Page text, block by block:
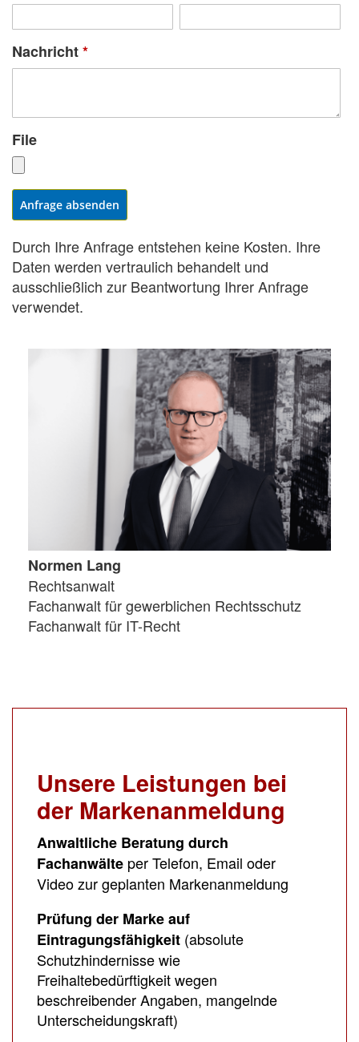
Nachricht*
File
Anfrage absenden
Durch Ihre Anfrage entstehen keine Kosten. Ihre
Daten werden vertraulich behandelt und
ausschließlich zur Beantwortung Ihrer Anfrage
verwendet.
Normen Lang
Rechtsanwalt
Fachanwalt für gewerblichen Rechtsschutz
Fachanwalt für IT-Recht
Unsere Leistungen bei
der Markenanmeldung
Anwaltliche Beratung durch
Fachanwälte per Telefon, Email oder
Video zur geplanten Markenanmeldung
Prüfung der Marke auf
Eintragungsfähigkeit (absolute
Schutzhindernisse wie
Freihaltebedürftigkeit wegen
beschreibender Angaben, mangelnde
Unterscheidungskraft)